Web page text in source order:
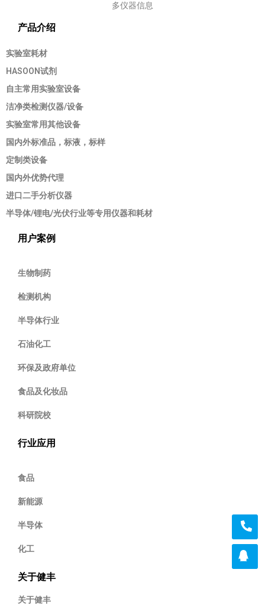
多仪器信息
产品介绍
实验室耗材
HASOON试剂
自主常用实验室设备
洁净类检测仪器/设备
实验室常用其他设备
国内外标准品，标液，标样
定制类设备
国内外优势代理
进口二手分析仪器
半导体/锂电/光伏行业等专用仪器和耗材
用户案例
生物制药
检测机构
半导体行业
石油化工
环保及政府单位
食品及化妆品
科研院校
行业应用
食品
新能源
半导体
化工
关于健丰
关于健丰